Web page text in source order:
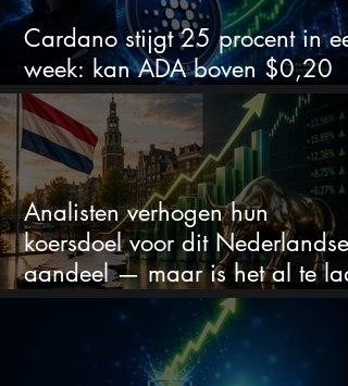
Cardano stijgt 25 procent in
week: kan ADA boven $0,20
blijven?
Analisten verhogen hun
koersdoel voor dit Nederlandse
aandeel — maar is het al te laat
om in te stappen?